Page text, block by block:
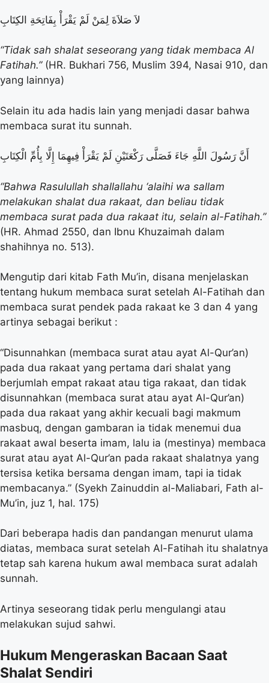
لاَ صَلاَةَ لِمَنْ لَمْ يَقْرَأْ بِفَاتِحَةِ الكِتَابِ
“Tidak sah shalat seseorang yang tidak membaca Al
Fatihah.” (HR. Bukhari 756, Muslim 394, Nasai 910, dan
yang lainnya)
Selain itu ada hadis lain yang menjadi dasar bahwa
membaca surat itu sunnah.
أَنَّ رَسُولَ اللَّهِ جَاءَ فَصَلَّى رَكْعَتَيْنِ لَمْ يَقْرَأْ فِيهِمَا إِلَّا بِأُمِّ الْكِتَابِ
“Bahwa Rasulullah shallallahu ‘alaihi wa sallam
melakukan shalat dua rakaat, dan beliau tidak
membaca surat pada dua rakaat itu, selain al-Fatihah.”
(HR. Ahmad 2550, dan Ibnu Khuzaimah dalam
shahihnya no. 513).
Mengutip dari kitab Fath Mu’in, disana menjelaskan
tentang hukum membaca surat setelah Al-Fatihah dan
membaca surat pendek pada rakaat ke 3 dan 4 yang
artinya sebagai berikut :
“Disunnahkan (membaca surat atau ayat Al-Qur’an)
pada dua rakaat yang pertama dari shalat yang
berjumlah empat rakaat atau tiga rakaat, dan tidak
disunnahkan (membaca surat atau ayat Al-Qur’an)
pada dua rakaat yang akhir kecuali bagi makmum
masbuq, dengan gambaran ia tidak menemui dua
rakaat awal beserta imam, lalu ia (mestinya) membaca
surat atau ayat Al-Qur’an pada rakaat shalatnya yang
tersisa ketika bersama dengan imam, tapi ia tidak
membacanya.” (Syekh Zainuddin al-Maliabari, Fath al-
Mu’in, juz 1, hal. 175)
Dari beberapa hadis dan pandangan menurut ulama
diatas, membaca surat setelah Al-Fatihah itu shalatnya
tetap sah karena hukum awal membaca surat adalah
sunnah.
Artinya seseorang tidak perlu mengulangi atau
melakukan sujud sahwi.
Hukum Mengeraskan Bacaan Saat
Shalat Sendiri